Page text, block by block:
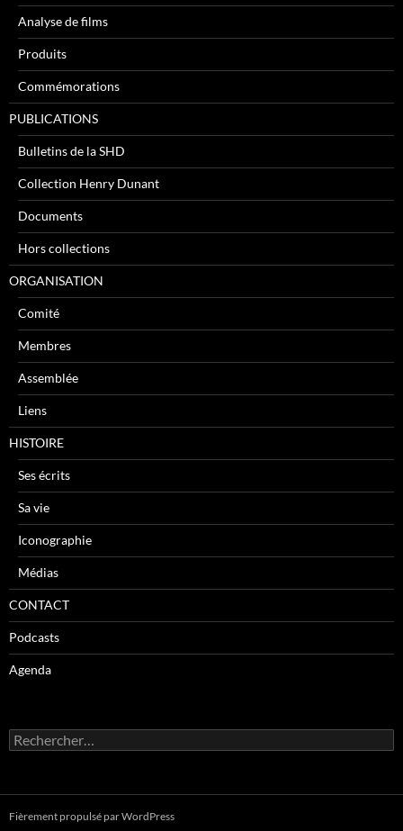
Analyse de films
Produits
Commémorations
PUBLICATIONS
Bulletins de la SHD
Collection Henry Dunant
Documents
Hors collections
ORGANISATION
Comité
Membres
Assemblée
Liens
HISTOIRE
Ses écrits
Sa vie
Iconographie
Médias
CONTACT
Podcasts
Agenda
R
e
r
Fièrement propulsé par WordPress